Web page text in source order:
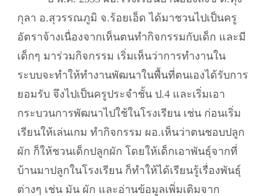
กุลา อ.สุวรรณภูมิ จ.ร้อยเอ็ด ได้มาชวนไปเป็นครู
อัตราจ้างเนื่องจากเห็นตนทำกิจกรรมกับเด็ก และมี
เด็กๆ มาร่วมกิจกรรม เริ่มเห็นว่าการทำงานใน
ระบบจะทำให้ทำงานพัฒนาในพื้นที่ตนเองได้รับการ
ยอมรับ จึงไปเป็นครูประจำชั้น ป.4 และเริ่มเอา
กระบวนการพัฒนาไปใช้ในโรงเรียน เช่น ก่อนเริ่ม
เรียนให้เล่นเกม ทำกิจกรรม ผอ.เห็นว่าตนชอบปลูก
ผัก ก็ให้ชวนเด็กปลูกผัก โดยให้เด็กเอาพันธุ์จากที่
บ้านมาปลูกในโรงเรียน ก็ทำให้ได้เรียนรู้เรื่องพันธุ์
ต่างๆ เช่น มัน ผัก และอ่านข้อมูลเพิ่มเติมจาก